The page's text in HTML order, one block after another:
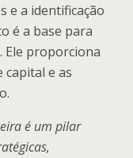
e a identificação
é a base para
Ele proporciona
capital e as
é um pilar